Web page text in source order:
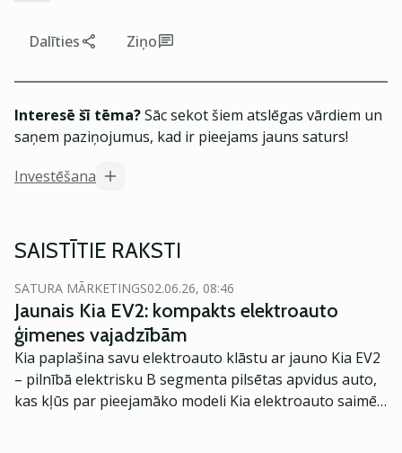
Dalīties Ziņo
Interesē šī tēma?Sāc sekot šiem atslēgas vārdiem un
saņem paziņojumus, kad ir pieejams jauns saturs!
Investēšana
SAISTĪTIE RAKSTI
SATURA MĀRKETINGS02.06.26, 08:46
Jaunais Kia EV2: kompakts elektroauto
ģimenes vajadzībām
Kia paplašina savu elektroauto klāstu ar jauno Kia EV2
– pilnībā elektrisku B segmenta pilsētas apvidus auto,
kas kļūs par pieejamāko modeli Kia elektroauto saimē